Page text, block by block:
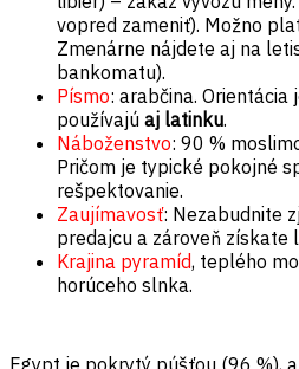
vopred zameniť). Možno
Zmenárne nájdete aj na
bankomatu).
Písmo: arabčina. Orientácia
používajú aj latinku.
Náboženstvo: 90 %
Pričom je typické pokojné
rešpektovanie.
Zaujímavosť: Nezabudnite
predajcu a zároveň získate
Krajina pyramíd, teplého
horúceho slnka.
Egypt je pokrytý púšťou (96 %),